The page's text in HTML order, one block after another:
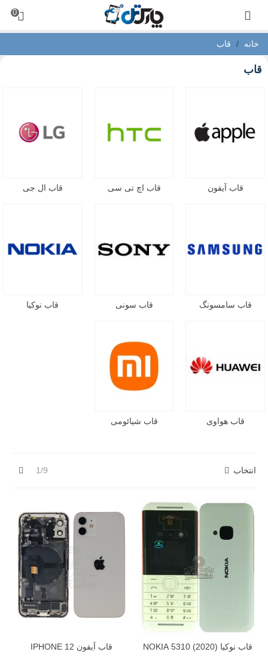
0
خانه / قاب
قاب
قاب آیفون قاب اچ تی سی قاب ال جی
قاب سامسونگ قاب سونی قاب نوکیا
قاب هواوی قاب شیائومی
انتخاب 1/9
قاب نوکیا (2020) 5310 NOKIA قاب آیفون IPHONE 12